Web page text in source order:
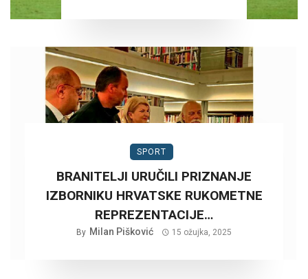
SPORT
BRANITELJI URUČILI PRIZNANJE
IZBORNIKU HRVATSKE RUKOMETNE
REPREZENTACIJE…
By Milan Pišković 15 ožujka, 2025